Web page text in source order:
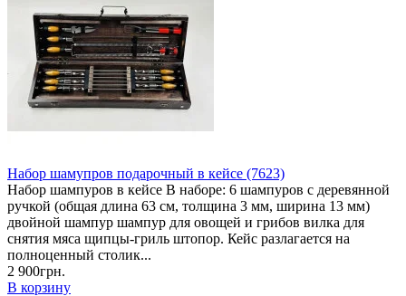
Набор шамупров подарочный в кейсе (7623)
Набор шампуров в кейсе В наборе: 6 шампуров с деревянной
ручкой (общая длина 63 см, толщина 3 мм, ширина 13 мм)
двойной шампур шампур для овощей и грибов вилка для
снятия мяса щипцы-гриль штопор. Кейс разлагается на
полноценный столик...
2 900грн.
В корзину